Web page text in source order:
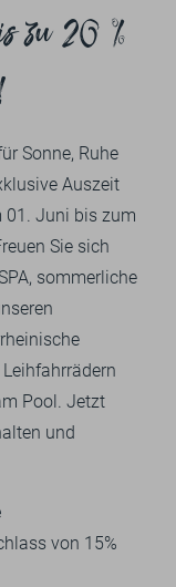
zu 20 %
Sonne, Ruhe
Auszeit
01. Juni bis zum
Sie sich
sommerliche
Pool. Jetzt
und
von 15%